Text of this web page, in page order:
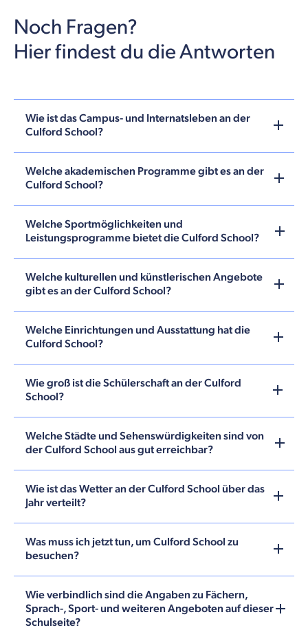
Noch Fragen?
Hier findest du die Antworten
Wie ist das Campus- und Internatsleben an der
Culford School?
Welche akademischen Programme gibt es an der
Culford School?
Welche Sportmöglichkeiten und
Leistungsprogramme bietet die Culford School?
Welche kulturellen und künstlerischen Angebote
gibt es an der Culford School?
Welche Einrichtungen und Ausstattung hat die
Culford School?
Wie groß ist die Schülerschaft an der Culford
School?
Welche Städte und Sehenswürdigkeiten sind von
der Culford School aus gut erreichbar?
Wie ist das Wetter an der Culford School über das
Jahr verteilt?
Was muss ich jetzt tun, um Culford School zu
besuchen?
Wie verbindlich sind die Angaben zu Fächern,
Sprach-, Sport- und weiteren Angeboten auf dieser
Schulseite?